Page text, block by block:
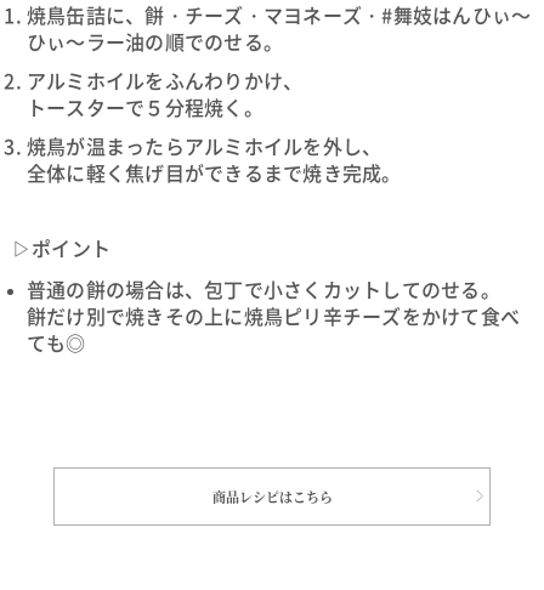
焼鳥缶詰に、餅・チーズ・マヨネーズ・#舞妓はんひぃ～
ひぃ～ラー油の順でのせる。
アルミホイルをふんわりかけ、
トースターで５分程焼く。
焼鳥が温まったらアルミホイルを外し、
全体に軽く焦げ目ができるまで焼き完成。
▷ポイント
普通の餅の場合は、包丁で小さくカットしてのせる。
餅だけ別で焼きその上に焼鳥ピリ辛チーズをかけて食べ
ても◎
商品レシピはこちら